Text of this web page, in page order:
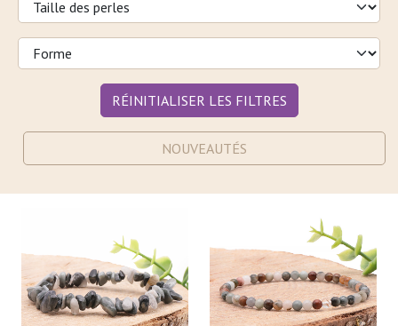
RÉINITIALISER LES FILTRES
NOUVEAUTÉS